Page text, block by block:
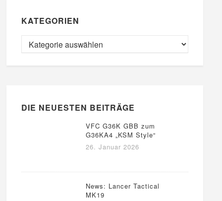
KATEGORIEN
DIE NEUESTEN BEITRÄGE
VFC G36K GBB zum
G36KA4 „KSM Style“
26. Januar 2026
News: Lancer Tactical
MK19